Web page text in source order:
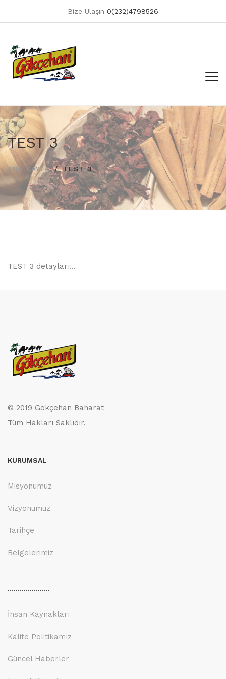
Bize Ulaşın 0(232)4798526
TEST 3
ANA SAYFA TEST 3
TEST 3 detayları...
© 2019 Gökçehan Baharat
Tüm Hakları Saklıdır.
KURUMSAL
Misyonumuz
Vizyonumuz
Tarihçe
Belgelerimiz
.....................
İnsan Kaynakları
Kalite Politikamız
Güncel Haberler